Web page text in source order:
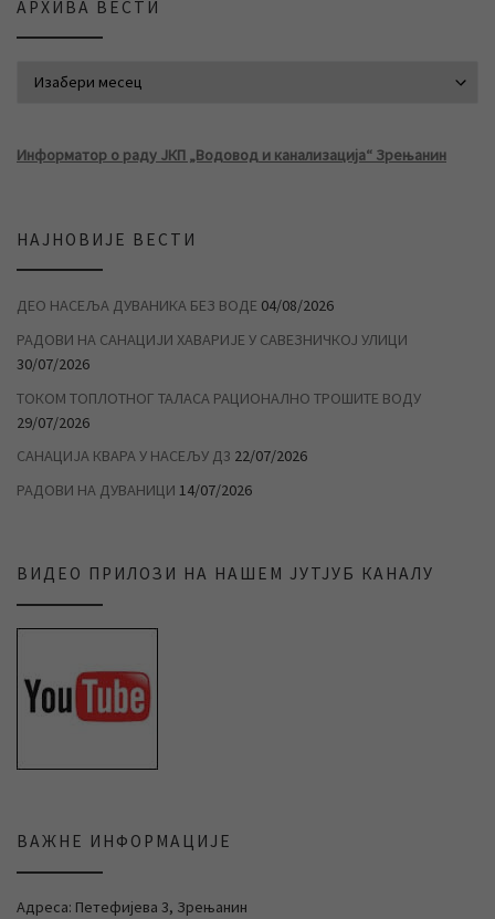
АРХИВА ВЕСТИ
Информатор о раду ЈКП „Водовод и канализација“ Зрењанин
НАЈНОВИЈЕ ВЕСТИ
ДЕО НАСЕЉА ДУВАНИКА БЕЗ ВОДЕ 04/08/2026
РАДОВИ НА САНАЦИЈИ ХАВАРИЈЕ У САВЕЗНИЧКОЈ УЛИЦИ
30/07/2026
ТОКОМ ТОПЛОТНОГ ТАЛАСА РАЦИОНАЛНО ТРОШИТЕ ВОДУ
29/07/2026
САНАЦИЈА КВАРА У НАСЕЉУ Д3 22/07/2026
РАДОВИ НА ДУВАНИЦИ 14/07/2026
ВИДЕО ПРИЛОЗИ НА НАШЕМ ЈУТЈУБ КАНАЛУ
ВАЖНЕ ИНФОРМАЦИЈЕ
Адреса: Петефијева 3, Зрењанин